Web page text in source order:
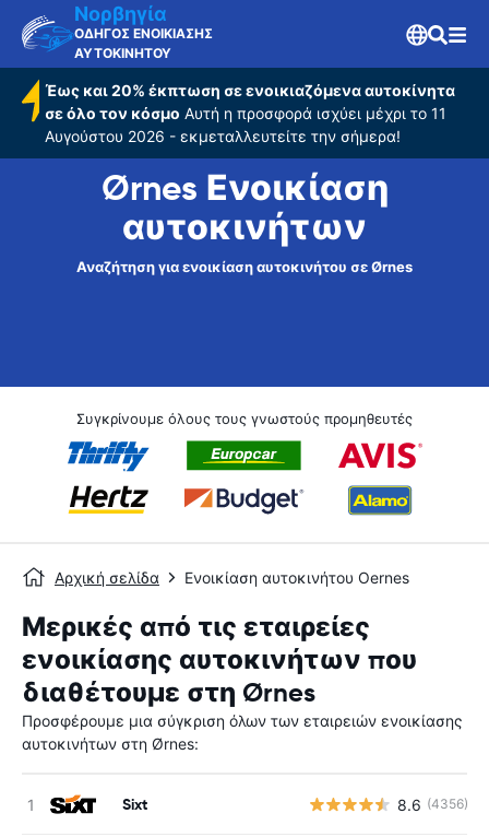
Νορβηγία
ΟΔΗΓΟΣ ΕΝΟΙΚΙΑΣΗΣ
ΑΥΤΟΚΙΝΗΤΟΥ
Έως και 20% έκπτωση σε ενοικιαζόμενα αυτοκίνητα
σε όλο τον κόσμο Αυτή η προσφορά ισχύει μέχρι το 11
Αυγούστου 2026 - εκμεταλλευτείτε την σήμερα!
Ørnes Ενοικίαση
αυτοκινήτων
Αναζήτηση για ενοικίαση αυτοκινήτου σε Ørnes
Συγκρίνουμε όλους τους γνωστούς προμηθευτές
Αρχική σελίδα Ενοικίαση αυτοκινήτου Oernes
Μερικές από τις εταιρείες
ενοικίασης αυτοκινήτων που
διαθέτουμε στη Ørnes
Προσφέρουμε μια σύγκριση όλων των εταιρειών ενοικίασης
αυτοκινήτων στη Ørnes:
Sixt 8.6 (4356)